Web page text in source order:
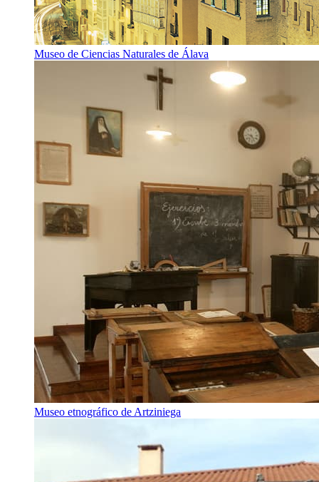
Museo de Ciencias Naturales de Álava
Museo etnográfico de Artziniega